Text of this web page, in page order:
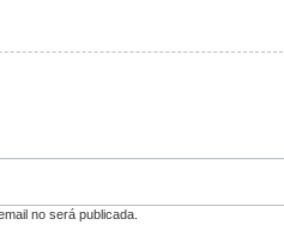
no será publicada.